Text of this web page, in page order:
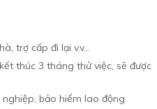
trợ cấp đi lại v.v…
thúc 3 tháng thử việc, sẽ được
bảo hiểm lao động